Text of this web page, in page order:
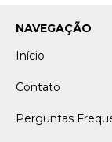
NAVEGAÇÃO
Início
Contato
Perguntas